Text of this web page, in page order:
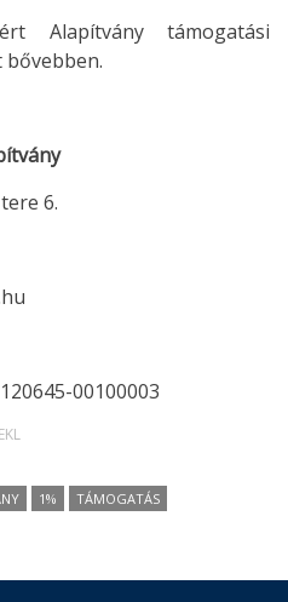
Alapítvány támogatási
bővebben.
6.
00100003
1% TÁMOGATÁS